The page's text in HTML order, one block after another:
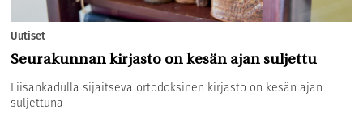
Uutiset
Seurakunnan kirjasto on kesän ajan suljettu
Liisankadulla sijaitseva ortodoksinen kirjasto on kesän ajan
suljettuna